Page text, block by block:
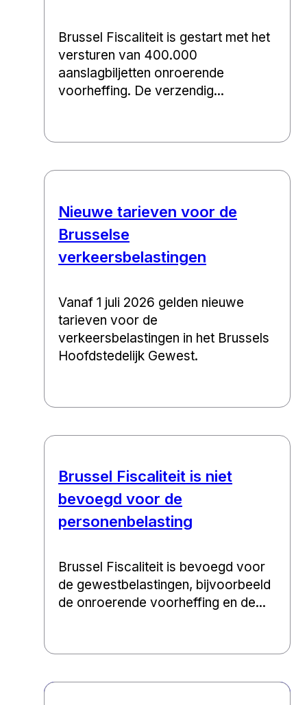
Brussel Fiscaliteit is gestart met het
versturen van 400.000
aanslagbiljetten onroerende
voorheffing. De verzendig...
Nieuwe tarieven voor de
Brusselse
verkeersbelastingen
Vanaf 1 juli 2026 gelden nieuwe
tarieven voor de
verkeersbelastingen in het Brussels
Hoofdstedelijk Gewest.
Brussel Fiscaliteit is niet
bevoegd voor de
personenbelasting
Brussel Fiscaliteit is bevoegd voor
de gewestbelastingen, bijvoorbeeld
de onroerende voorheffing en de...